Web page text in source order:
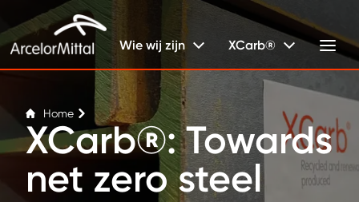
Wie wij zijn XCarb®
Home
XCarb®: Towards
net zero steel